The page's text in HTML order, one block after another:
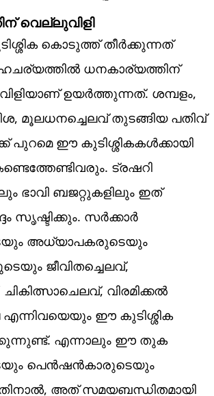
വെല്ലുവിളി
കൊടുത്ത് തീർക്കുന്നത്
ധനകാര്യത്തിന്
ഉയർത്തുന്നത്. ശമ്പളം,
മൂലധനച്ചെലവ് തുടങ്ങിയ പതിവ്
ഈ കുടിശ്ശികകൾക്കായി
ട്രഷറി
ഭാവി ബജറ്റുകളിലും ഇത്
സൃഷ്ടിക്കും. സർക്കാർ
അധ്യാപകരുടെയും
ജീവിതച്ചെലവ്,
വിരമിക്കൽ
ഈ കുടിശ്ശിക
എന്നാലും ഈ തുക
പെൻഷൻകാരുടെയും
അത് സമയബന്ധിതമായി